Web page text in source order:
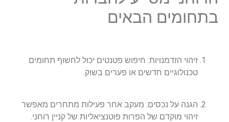
בתחומים הבאים
זיהוי הזדמנויות: חיפוש פטנטים יכול לחשוף תחומים
טכנולוגיים חדשים או פערים בשוק.
הגנה על נכסים: מעקב אחר פעילות מתחרים מאפשר
זיהוי מוקדם של הפרות פוטנציאליות של קניין רוחני.